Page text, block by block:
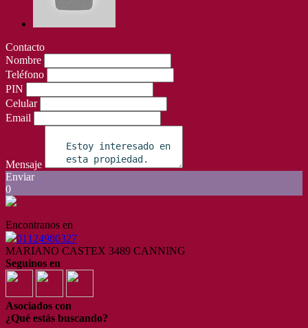
Contacto
Nombre
Teléfono
PIN
Celular
Email
Mensaje
Enviar
0
Encontranos en
01124980327
MARIANO CASTEX 3489 CANNING
Seguinos en
Asociados con
¿Qué estás buscando?